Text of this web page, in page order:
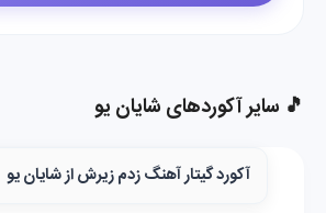
🎵 سایر آکوردهای شایان یو
آکورد گیتار آهنگ زدم زیرش از شایان یو